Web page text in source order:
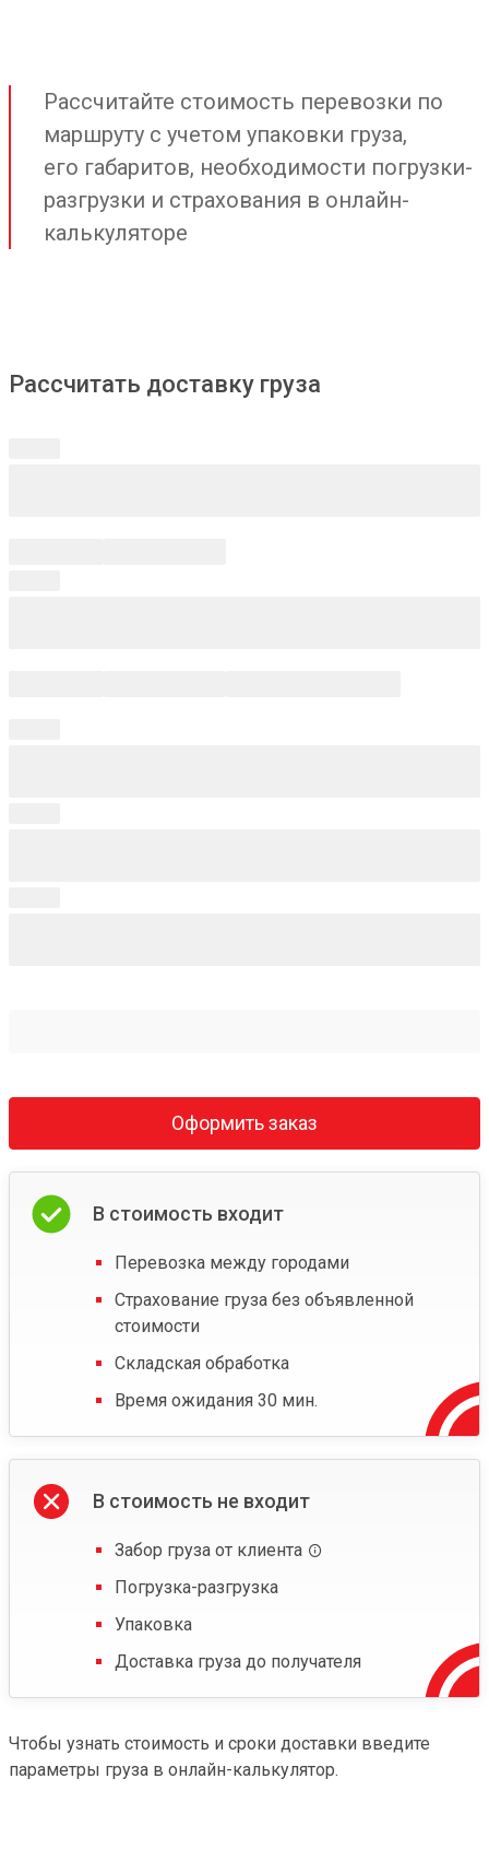
Рассчитайте стоимость перевозки по
маршруту с учетом упаковки груза,
его габаритов, необходимости погрузки-
разгрузки и страхования в онлайн-
калькуляторе
Рассчитать доставку груза
Оформить заказ
В стоимость входит
Перевозка между городами
Страхование груза без объявленной
стоимости
Складская обработка
Время ожидания 30 мин.
В стоимость не входит
Забор груза от клиента
Погрузка-разгрузка
Упаковка
Доставка груза до получателя
Чтобы узнать стоимость и сроки доставки введите
параметры груза в онлайн-калькулятор.